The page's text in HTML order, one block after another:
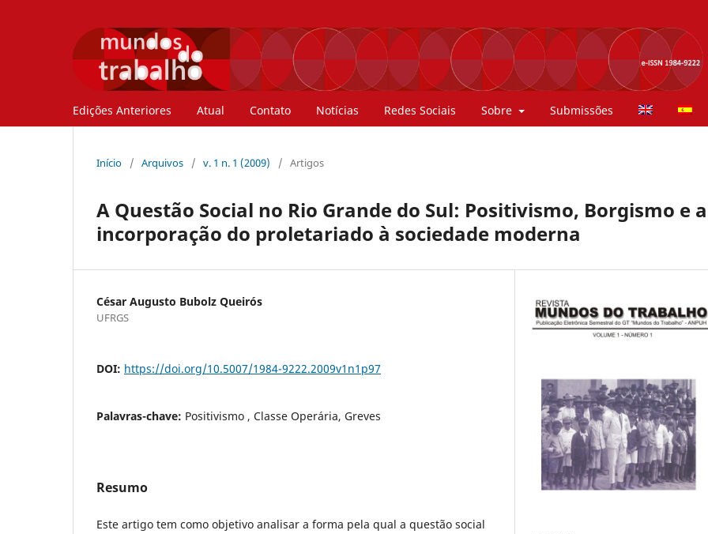
Edições Anteriores Atual Contato Notícias Redes Sociais Sobre Submissões
Início / Arquivos / v. 1 n. 1 (2009) / Artigos
A Questão Social no Rio Grande do Sul: Positivismo, Borgismo e a
incorporação do proletariado à sociedade moderna
César Augusto Bubolz Queirós
UFRGS
DOI: https://doi.org/10.5007/1984-9222.2009v1n1p97
Palavras-chave: Positivismo , Classe Operária, Greves
Resumo
Este artigo tem como objetivo analisar a forma pela qual a questão social